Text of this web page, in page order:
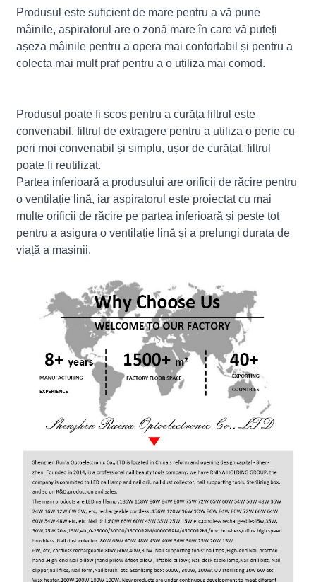
Produsul este suficient de mare pentru a vă pune
mâinile, aspiratorul are o zonă mare în care vă puteți
așeza mâinile pentru a opera mai confortabil și pentru a
colecta mai mult praf pentru a o utiliza mai comod.
Produsul poate fi scos pentru a curăța filtrul este
convenabil, filtrul de extragere pentru a utiliza o perie cu
peri moi convenabil și simplu, ușor de curățat, filtrul
poate fi reutilizat.
Partea inferioară a produsului are orificii de răcire pentru
o ventilație lină, iar aspiratorul este proiectat cu mai
multe orificii de răcire pe partea inferioară și peste tot
pentru a asigura o ventilație lină și a prelungi durata de
viață a mașinii.